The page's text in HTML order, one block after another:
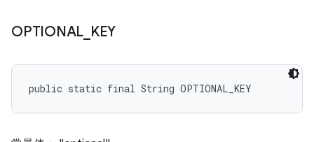
OPTIONAL KEY
public static final String OPTIONAL_KEY